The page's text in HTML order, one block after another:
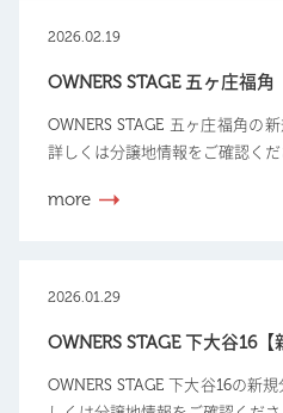
2026.02.19
OWNERS STAGE 五ヶ庄福角
OWNERS STAGE 五ヶ庄福角の
詳しくは分譲地情報をご確認くだ
more
2026.01.29
OWNERS STAGE 下大谷16【
OWNERS STAGE 下大谷16の新